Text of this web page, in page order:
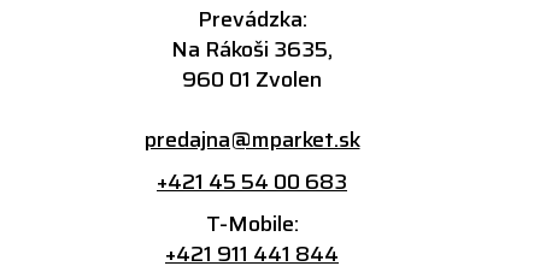
Prevádzka:
Na Rákoši 3635,
960 01 Zvolen
predajna@mparket.sk
+421 45 54 00 683
T-Mobile:
+421 911 441 844